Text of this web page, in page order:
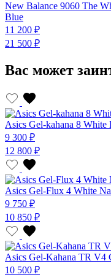
New Balance 9060 The
Blue
11 200 ₽
21 500 ₽
Вас может
Asics Gel-kahana 8 White
9 300 ₽
12 800 ₽
Asics Gel-Flux 4 White
9 750 ₽
10 850 ₽
Asics Gel-Kahana TR V4
10 500 ₽